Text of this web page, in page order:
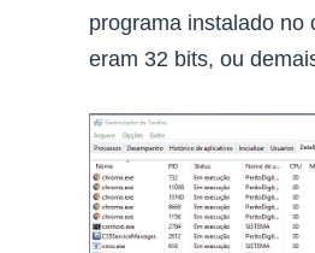
programa instalado no
eram 32 bits, ou